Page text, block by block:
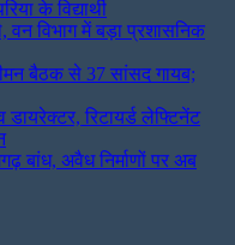
के विद्यार्थी
विभाग में बड़ा प्रशासनिक
बैठक से 37 सांसद गायब;
डायरेक्टर, रिटायर्ड लेफ्टिनेंट
बांध, अवैध निर्माणों पर अब